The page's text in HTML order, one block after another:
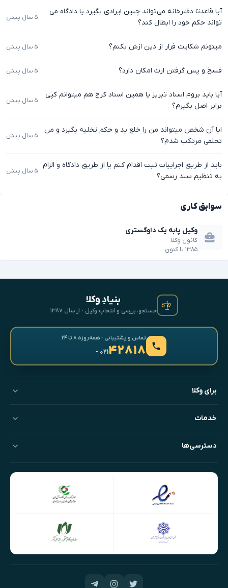
آیا قاعدتا دفترخانه می‌تواند چنین ایرادی بگیرد یا دادگاه می
تواند حکم خود را ابطال کند؟
۵ سال پیش
میتونم شکایت فرار از دین ازش بکنم؟ ۵ سال پیش
فسخ و پس گرفتن ارث امکان دارد؟ ۵ سال پیش
آیا باید بروم اسناد تبریز یا همین اسناد کرج هم میتوانم کپی
برابر اصل بگیرم؟
۵ سال پیش
ایا آن شخص میتواند من را خلع ید و حکم تخلیه بگیرد و من
تخلفی مرتکب شدم؟
۵ سال پیش
باید از طریق اجراییات ثبت اقدام کنم یا از طریق دادگاه و الزام
به تنظیم سند رسمی؟
۵ سال پیش
سوابق کاری
وکیل پابه یک داوگستری
کانون وکلا
۱۳۸۵ تا کنون
بنیادِ وکلا
جستجو، بررسی و انتخابِ وکیل · از سال ۱۳۸۷
تماس و پشتیبانی · همه‌روزه ۸ تا ۲۴
۴۲۸۱۸- ۰۲۱
برای وکلا
خدمات
دسترسی‌ها